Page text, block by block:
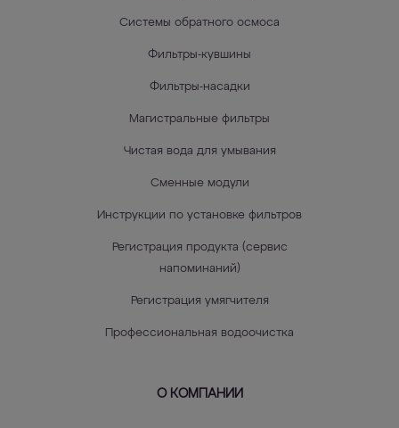
Системы обратного осмоса
Фильтры-кувшины
Фильтры-насадки
Магистральные фильтры
Чистая вода для умывания
Сменные модули
Инструкции по установке фильтров
Регистрация продукта (сервис
напоминаний)
Регистрация умягчителя
Профессиональная водоочистка
О КОМПАНИИ